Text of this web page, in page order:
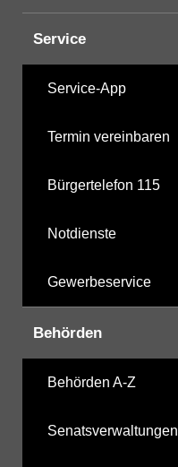
Service
Service-App
Termin vereinbaren
Bürgertelefon 115
Notdienste
Gewerbeservice
Behörden
Behörden A-Z
Senatsverwaltungen